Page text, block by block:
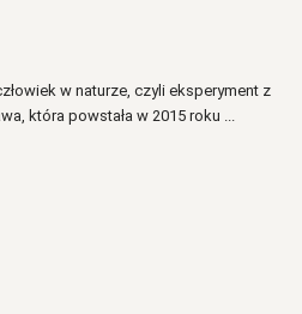
w naturze, czyli eksperyment z
która powstała w 2015 roku ...